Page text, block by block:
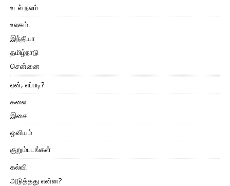
உடல் நலம்
உலகம்
இந்தியா
தமிழ்நாடு
சென்னை
ஏன், எப்படி?
கலை
இசை
ஓவியம்
குறும்படங்கள்
கல்வி
அடுத்தது என்ன?